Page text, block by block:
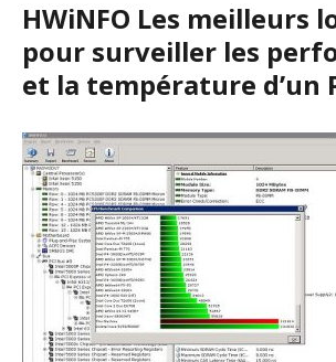
HWiNFO Les meilleurs
pour surveiller les
et la température d’un